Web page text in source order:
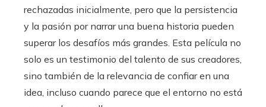
rechazadas inicialmente, pero que la persistencia
y la pasión por narrar una buena historia pueden
superar los desafíos más grandes. Esta película no
solo es un testimonio del talento de sus creadores,
sino también de la relevancia de confiar en una
idea, incluso cuando parece que el entorno no está